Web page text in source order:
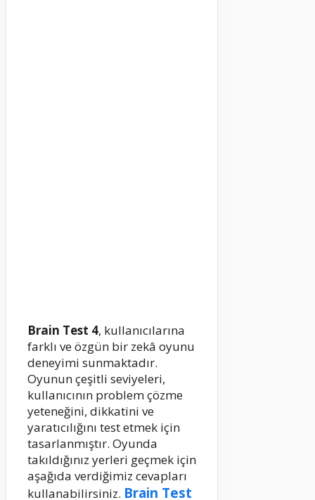
Brain Test 4, kullanıcılarına
farklı ve özgün bir zekâ oyunu
deneyimi sunmaktadır.
Oyunun çeşitli seviyeleri,
kullanıcının problem çözme
yeteneğini, dikkatini ve
yaratıcılığını test etmek için
tasarlanmıştır. Oyunda
takıldığınız yerleri geçmek için
aşağıda verdiğimiz cevapları
kullanabilirsiniz. Brain Test